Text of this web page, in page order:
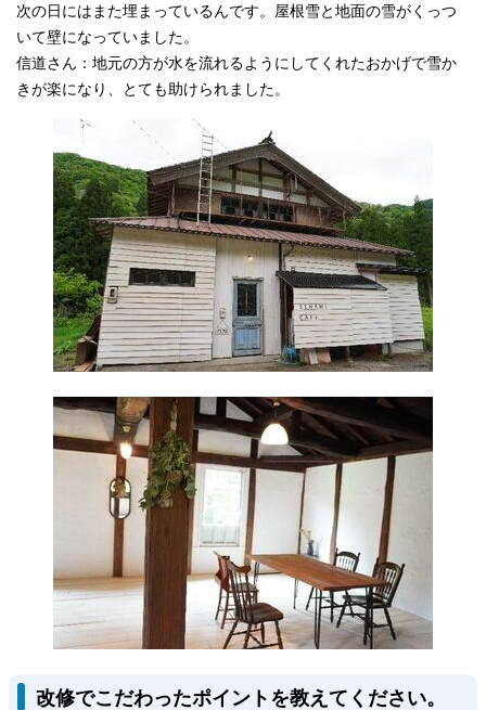
次の日にはまた埋まっているんです。屋根雪と地面の雪がくっつ
いて壁になっていました。
信道さん：地元の方が水を流れるようにしてくれたおかげで雪か
きが楽になり、とても助けられました。
改修でこだわったポイントを教えてください。